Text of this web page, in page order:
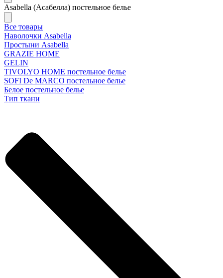
Asabella (Асабелла) постельное белье
Все товары
Наволочки Asabella
Простыни Asabella
GRAZIE HOME
GELIN
TIVOLYO HOME постельное белье
SOFI De MARCO постельное белье
Белое постельное белье
Тип ткани